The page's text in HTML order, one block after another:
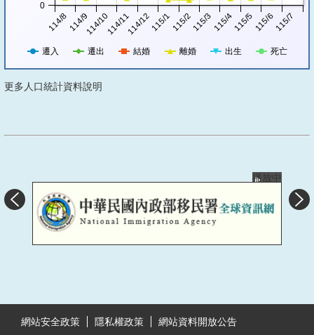
遷入 遷出 結婚 離婚 出生 死亡
114/8114/9114/10114/11114/12115/1115/2115/3115/4115/5115/6115/7
0
更多人口統計資料說明
播放中
前
網站安全政策
隱私權政策
網站資料開放公告